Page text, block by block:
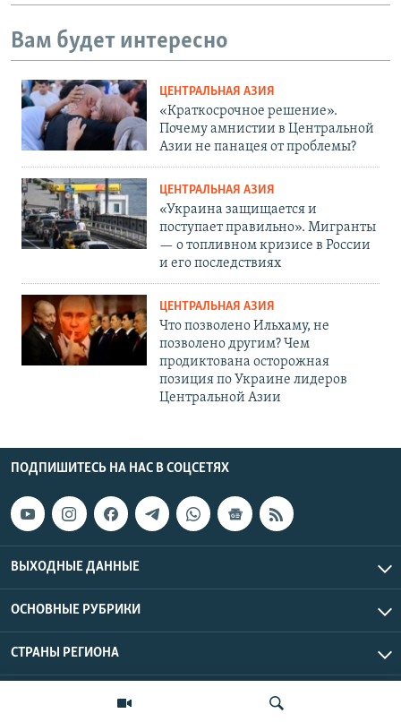
Вам будет интересно
ЦЕНТРАЛЬНАЯ АЗИЯ
«Краткосрочное решение».
Почему амнистии в Центральной
Азии не панацея от проблемы?
ЦЕНТРАЛЬНАЯ АЗИЯ
«Украина защищается и
поступает правильно». Мигранты
— о топливном кризисе в России
и его последствиях
ЦЕНТРАЛЬНАЯ АЗИЯ
Что позволено Ильхаму, не
позволено другим? Чем
продиктована осторожная
позиция по Украине лидеров
Центральной Азии
ПОДПИШИТЕСЬ НА НАС В СОЦСЕТЯХ
ВЫХОДНЫЕ ДАННЫЕ
ОСНОВНЫЕ РУБРИКИ
СТРАНЫ РЕГИОНА
Азаттык Азия © 2026 RFE/RL, Inc. | Все права защищены.